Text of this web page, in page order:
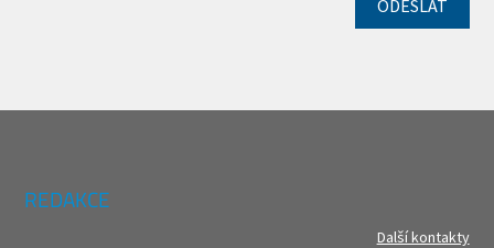
REDAKCE
Další kontakty